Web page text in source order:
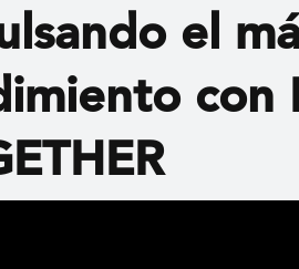
el
con